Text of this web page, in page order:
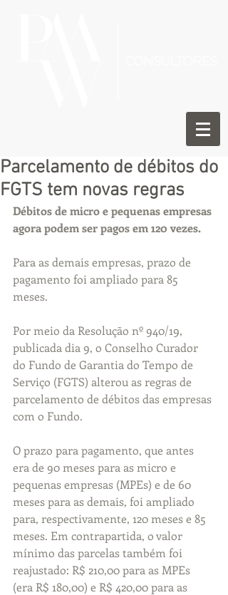
Parcelamento de débitos do
FGTS tem novas regras
Débitos de micro e pequenas empresas
agora podem ser pagos em 120 vezes.
Para as demais empresas, prazo de
pagamento foi ampliado para 85
meses.
Por meio da Resolução nº 940/19,
publicada dia 9, o Conselho Curador
do Fundo de Garantia do Tempo de
Serviço (FGTS) alterou as regras de
parcelamento de débitos das empresas
com o Fundo.
O prazo para pagamento, que antes
era de 90 meses para as micro e
pequenas empresas (MPEs) e de 60
meses para as demais, foi ampliado
para, respectivamente, 120 meses e 85
meses. Em contrapartida, o valor
mínimo das parcelas também foi
reajustado: R$ 210,00 para as MPEs
(era R$ 180,00) e R$ 420,00 para as